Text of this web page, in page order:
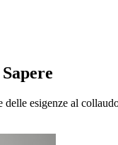
delle esigenze al